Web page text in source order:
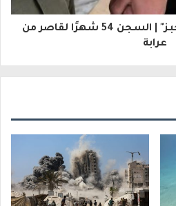
"طعنه وطارده داخل مخبز" | السجن 54 شهرًا لقاصر من
عرابة